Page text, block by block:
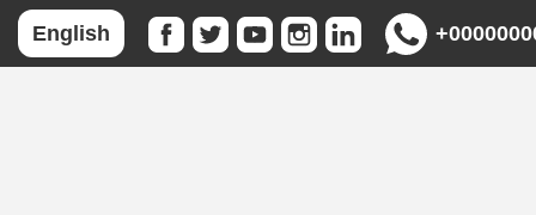
English